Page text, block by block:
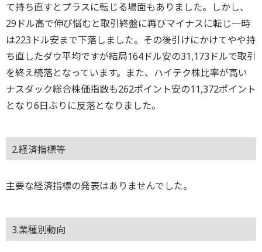
て持ち直すとプラスに転じる場面もありました。しかし、
29ドル高で伸び悩むと取引終盤に再びマイナスに転じ一時
は223ドル安まで下落しました。その後引けにかけてやや持
ち直したダウ平均ですが結局164ドル安の31,173ドルで取引
を終え続落となっています。また、ハイテク株比率が高い
ナスダック総合株価指数も262ポイント安の11,372ポイント
となり6日ぶりに反落となりました。
2.経済指標等
主要な経済指標の発表はありませんでした。
3.業種別動向